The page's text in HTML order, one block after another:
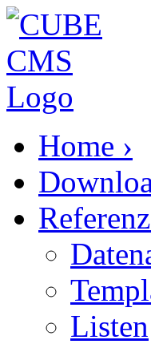
Home ›
Referenz
Listen